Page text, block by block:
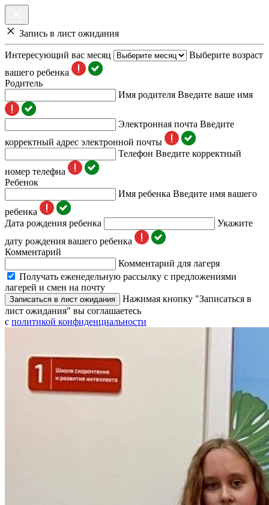
Запись в лист ожидания
Интересующий вас месяц
Выберите возраст
вашего ребенка
Родитель
Имя родителя Введите ваше имя
Электронная почта Введите
корректный адрес электронной почты
Телефон Введите корректный
номер телефна
Ребенок
Имя ребенка Введите имя вашего
ребенка
Дата рождения ребенка
Укажите
дату рождения вашего ребенка
Комментарий
Комментарий для лагеря
Получать еженедельную рассылку с предложениями
лагерей и смен на почту
Записаться в лист ожидания
Нажимая кнопку "Записаться в
лист ожидания" вы соглашаетесь
с политикой конфиденциальности